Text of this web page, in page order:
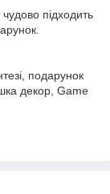
підходить
подарунок
декор, Game